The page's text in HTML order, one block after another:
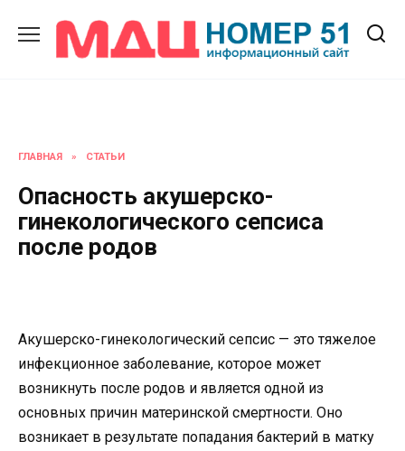
содержанию
ГЛАВНАЯ » СТАТЬИ
Опасность акушерско-
гинекологического сепсиса
после родов
Акушерско-гинекологический сепсис — это тяжелое
инфекционное заболевание, которое может
возникнуть после родов и является одной из
основных причин материнской смертности. Оно
возникает в результате попадания бактерий в матку